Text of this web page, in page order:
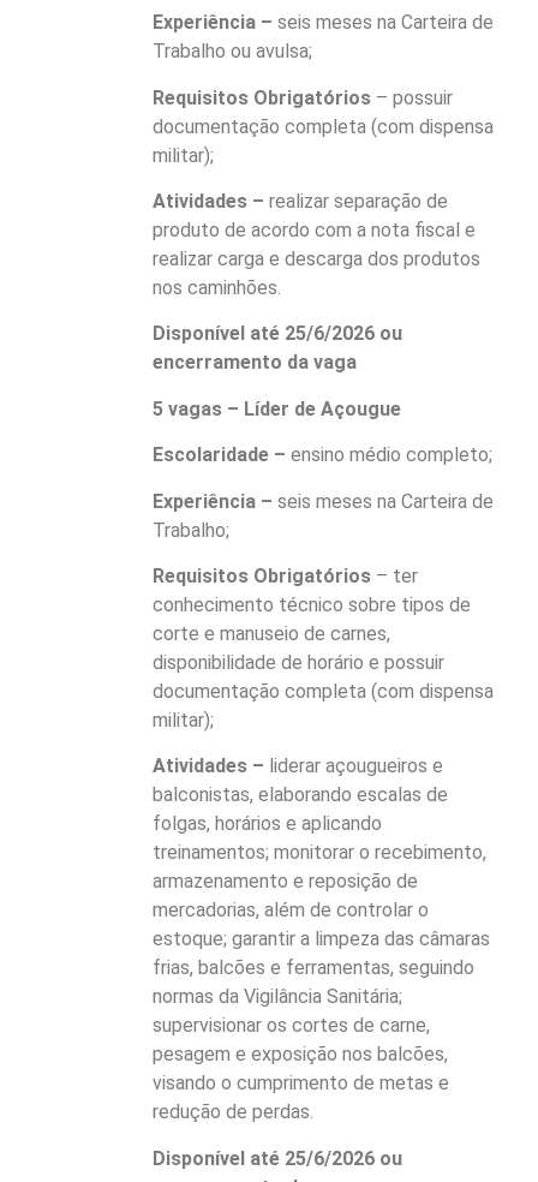
Experiência –seis meses na Carteira de
Trabalho ou avulsa;
Requisitos Obrigatórios – possuir
documentação completa (com dispensa
militar);
Atividades –realizar separação de
produto de acordo com a nota fiscal e
realizar carga e descarga dos produtos
nos caminhões.
Disponível até 25/6/2026 ou
encerramento da vaga
5 vagas – Líder de Açougue
Escolaridade – ensino médio completo;
Experiência –seis meses na Carteira de
Trabalho;
Requisitos Obrigatórios – ter
conhecimento técnico sobre tipos de
corte e manuseio de carnes,
disponibilidade de horário e possuir
documentação completa (com dispensa
militar);
Atividades – liderar açougueiros e
balconistas, elaborando escalas de
folgas, horários e aplicando
treinamentos; monitorar o recebimento,
armazenamento e reposição de
mercadorias, além de controlar o
estoque; garantir a limpeza das câmaras
frias, balcões e ferramentas, seguindo
normas da Vigilância Sanitária;
supervisionar os cortes de carne,
pesagem e exposição nos balcões,
visando o cumprimento de metas e
redução de perdas.
Disponível até 25/6/2026 ou